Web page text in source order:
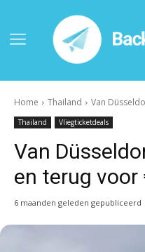
Home Thailand Van
Thailand Vliegticketdeals
Van
en terug voor
6 maanden geleden gepubliceerd